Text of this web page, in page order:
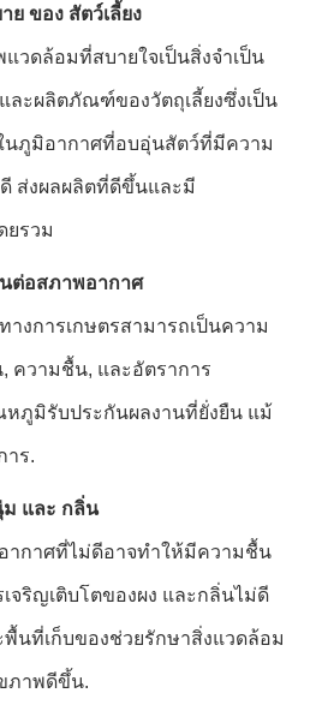
ย ของ สัตว์เลี้ยง
วดล้อมที่สบายใจเป็นสิ่งจําเป็น
ละผลิตภัณฑ์ของวัตถุเลี้ยงซึ่งเป็น
นภูมิอากาศที่อบอุ่นสัตว์ที่มีความ
ส่งผลผลิตที่ดีขึ้นและมี
ยรวม
ต่อสภาพอากาศ
งการเกษตรสามารถเป็นความ
ความชื้น, และอัตราการ
หภูมิรับประกันผลงานที่ยั่งยืน แม้
าร.
และ กลิ่น
ากาศที่ไม่ดีอาจทําให้มีความชื้น
เจริญเติบโตของผง และกลิ่นไม่ดี
พื้นที่เก็บของช่วยรักษาสิ่งแวดล้อม
ภาพดีขึ้น.